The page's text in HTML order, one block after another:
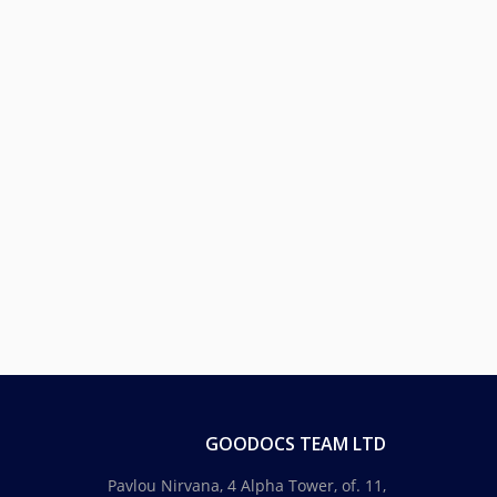
GOODOCS TEAM LTD
Pavlou Nirvana, 4 Alpha Tower, of. 11,